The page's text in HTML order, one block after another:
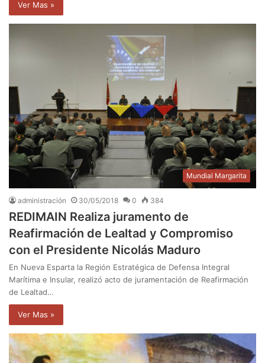
Ver Mas »
Mundial Margarita
administración 30/05/2018 0 384
REDIMAIN Realiza juramento de
Reafirmación de Lealtad y Compromiso
con el Presidente Nicolás Maduro
En Nueva Esparta la Región Estratégica de Defensa Integral
Marítima e Insular, realizó acto de juramentación de Reafirmación
de Lealtad…
Ver Mas »